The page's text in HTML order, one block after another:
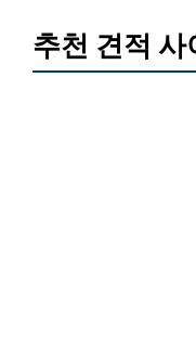
추천 견적 사